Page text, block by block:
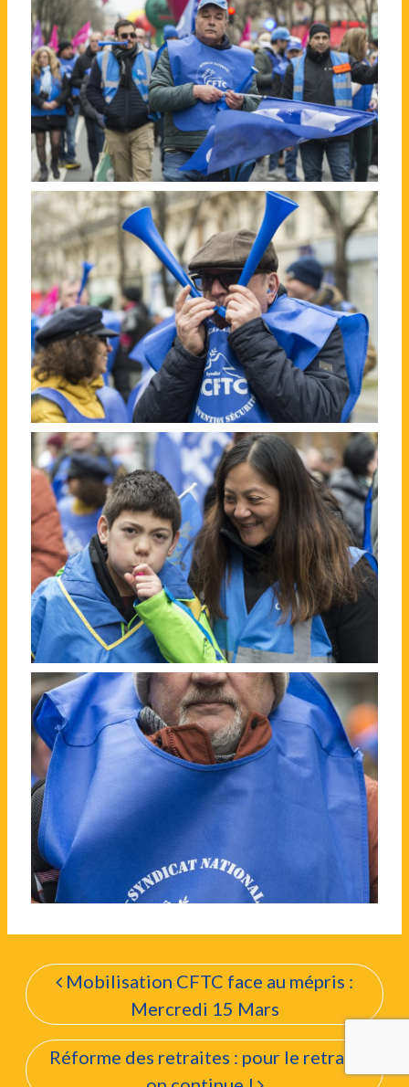
Mobilisation CFTC face au mépris :
Mercredi 15 Mars
Réforme des retraites : pour le retrait,